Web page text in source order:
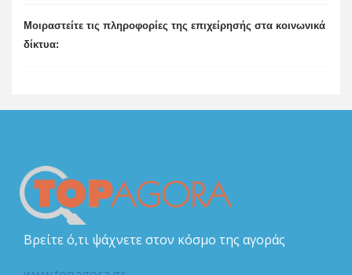
Μοιραστείτε τις πληροφορίες της επιχείρησής στα κοινωνικά
δίκτυα:
Βρείτε ό,τι ψάχνετε στον κόσμο της αγοράς